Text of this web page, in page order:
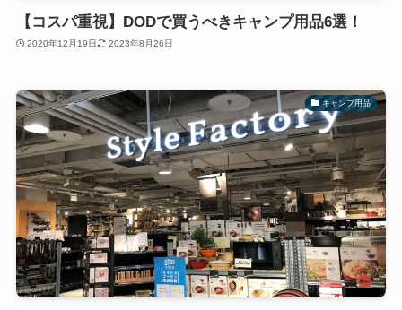
【コスパ重視】DODで買うべきキャンプ用品6選！
2020年12月19日 2023年8月26日
キャンプ用品